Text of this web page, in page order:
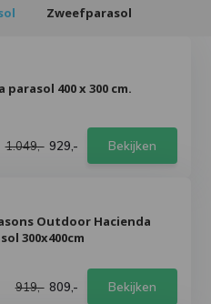
Zweefparasol
parasol 400 x 300 cm.
1.049,- 929,- Bekijken
Outdoor Hacienda
300x400cm
919,- 809,- Bekijken